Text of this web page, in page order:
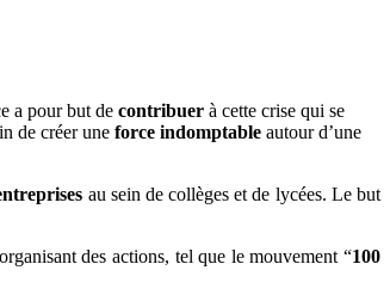
a pour but de contribuer à cette crise qui se
de créer une force indomptable autour d’une
au sein de collèges et de lycées. Le but
des actions, tel que le mouvement “100